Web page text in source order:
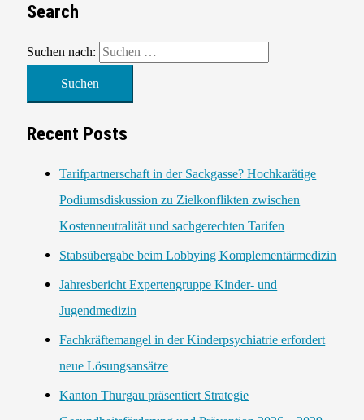
Search
Suchen nach:
Recent Posts
Tarifpartnerschaft in der Sackgasse? Hochkarätige
Podiumsdiskussion zu Zielkonflikten zwischen
Kostenneutralität und sachgerechten Tarifen
Stabsübergabe beim Lobbying Komplementärmedizin
Jahresbericht Expertengruppe Kinder- und
Jugendmedizin
Fachkräftemangel in der Kinderpsychiatrie erfordert
neue Lösungsansätze
Kanton Thurgau präsentiert Strategie